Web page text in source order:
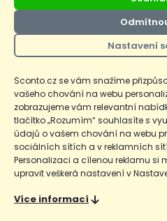
Ceny produktů na e-shopu sconto.cz
cena je cena bez označení, *Cena pro
dnů před prvním zlevněním. Dle
uvedená Běžná cena současně i
Běžná cena za 30 dní uvedena
CopyrightOchrana osobních
© 2026 SCONTO
Nastavení
Sconto.cz se vám snažíme
vašeho chování na webu
zobrazujeme vám relevantní
tlačítko „Rozumím“ souhlasíte s
údajů o vašem chování na webu
sociálních sítích a v reklamních
Personalizaci a cílenou reklamu si
upravit veškerá nastavení v
Více informací